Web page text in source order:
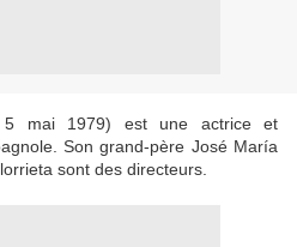
5 mai 1979) est une actrice et
Son grand-père José María
sont des directeurs.